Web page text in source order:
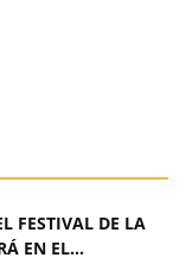
FESTIVAL DE LA
EN EL...